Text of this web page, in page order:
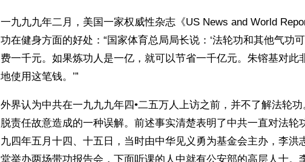
一九九九年二月，美国一家权威性杂志《US News and World
功在健身方面的好处：“国家体育总局局长说：‘法轮功和其他气功
费一千元。如果炼功人是一亿，就可以节省一千亿元。朱镕基对此
地使用这笔钱。’”
外界认为中共在一九九九年四•二五万人上访之前，并不了解法轮
脱责任故意造成的一种误解。前述事实清楚表明了中共一直对法轮
九四年五月十四、十五日，当时由中华见义勇为基金会主办，李洪
堂举办两场带功报告会，下面听课的人中就有公安部的高层人士。